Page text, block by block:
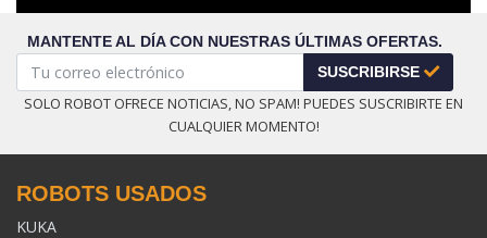
MANTENTE AL DÍA CON NUESTRAS ÚLTIMAS OFERTAS.
SUSCRIBIRSE
SOLO ROBOT OFRECE NOTICIAS, NO SPAM! PUEDES SUSCRIBIRTE EN
CUALQUIER MOMENTO!
ROBOTS USADOS
KUKA